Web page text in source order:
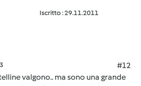
Iscritto : 29.11.2011
#12
valgono.. ma sono una grande